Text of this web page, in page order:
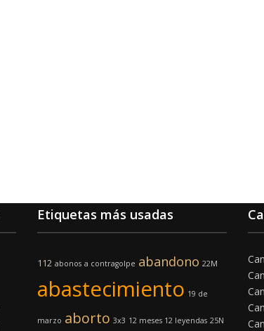
Etiquetas más usadas
112 abonos a contragolpe abandono 22M
abastecimiento 19 de
marzo aborto 3x3 12 meses 12 leyendas 25N